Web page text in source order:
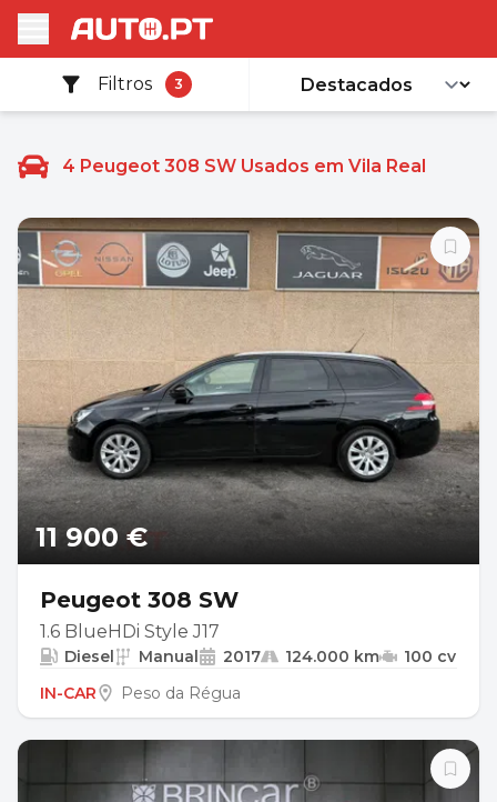
Filtros 3
4 Peugeot 308 SW Usados em Vila Real
11 900 €
Peugeot 308 SW
1.6 BlueHDi Style J17
Diesel Manual 2017 124.000 km
100 cv
IN-CAR
Peso da Régua